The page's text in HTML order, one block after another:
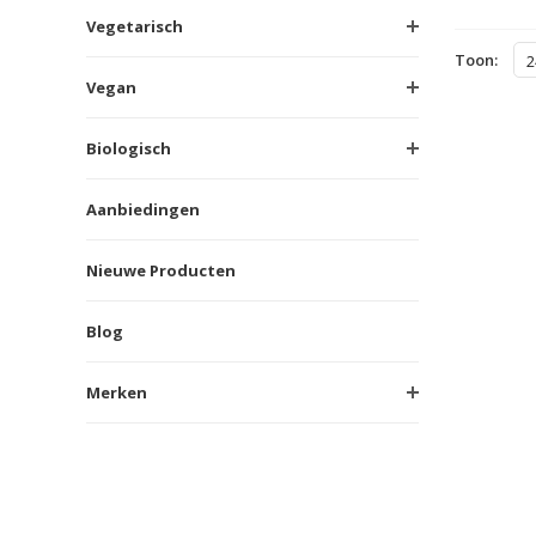
Vegetarisch
Vegan
Biologisch
Aanbiedingen
Nieuwe Producten
Blog
Merken
Toon: